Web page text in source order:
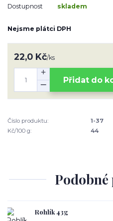
Dostupnost skladem
Nejsme plátci DPH
22,0 Kč/ks
Přidat do
Číslo produktu:
1-37
Kč/100 g:
44
Rohlík 43g